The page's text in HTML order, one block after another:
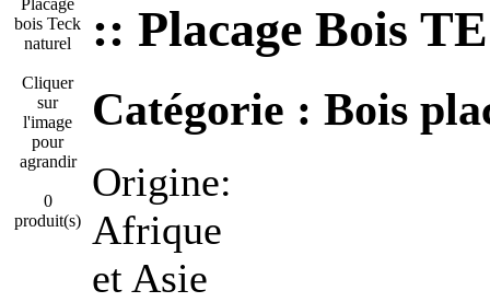
Cliquer
sur
l'image
pour
agrandir
0
produit(s)
:: Placage Bois
Catégorie : Bois
Origine:
Afrique
et Asie